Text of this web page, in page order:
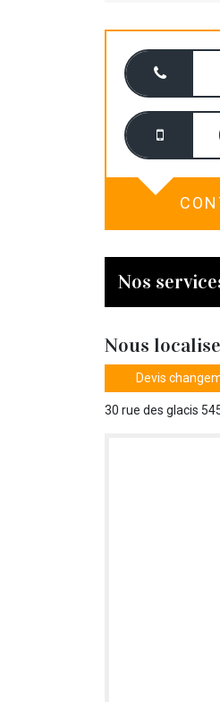
Nos
Nous
Devis
30 rue des glacis